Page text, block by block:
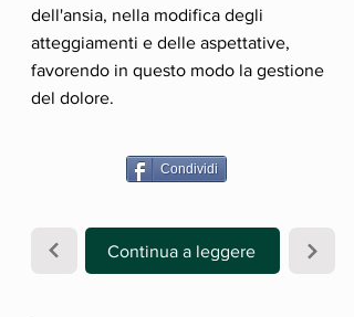
dell'ansia, nella modifica degli
atteggiamenti e delle aspettative,
favorendo in questo modo la gestione
del dolore.
Condividi
Continua a leggere